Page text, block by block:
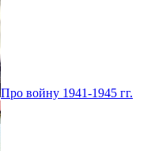
Про войну 1941-1945 гг.